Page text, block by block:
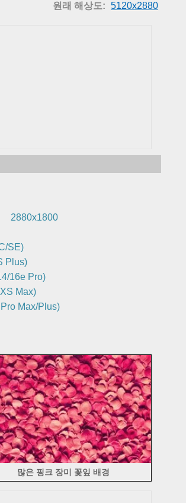
원래 해상도: 5120x2880
2880x1800
SE)
Plus)
16e Pro)
Max)
Max/Plus)
많은 핑크 장미 꽃잎 배경